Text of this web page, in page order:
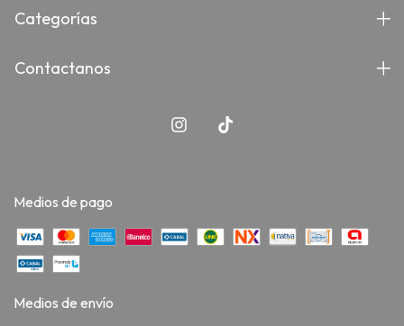
Categorías
Contactanos
Medios de pago
Medios de envío